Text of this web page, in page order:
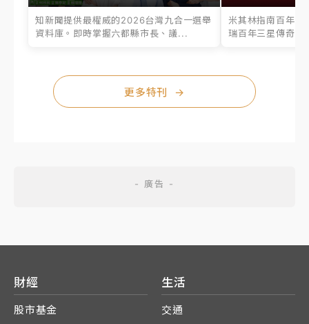
知新聞提供最權威的2026台灣九合一選舉
資料庫。即時掌握六都縣市長、議...
米其林指南百年之
瑞百年三星傳奇、
更多特刊 →
財經
股市基金
生活
交通